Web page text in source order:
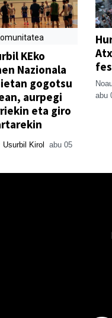
KEko
Nazionala
gogotsu
aurpegi
eta giro
Usurbil Kirol abu 05
abu